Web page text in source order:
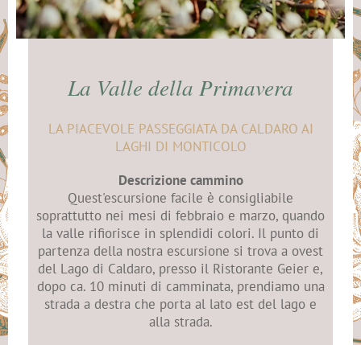
La Valle della Primavera
LA PIACEVOLE PASSEGGIATA DA CALDARO AI
LAGHI DI MONTICOLO
Descrizione cammino
Quest'escursione facile è consigliabile
soprattutto nei mesi di febbraio e marzo, quando
la valle rifiorisce in splendidi colori. Il punto di
partenza della nostra escursione si trova a ovest
del Lago di Caldaro, presso il Ristorante Geier e,
dopo ca. 10 minuti di camminata, prendiamo una
strada a destra che porta al lato est del lago e
alla strada.